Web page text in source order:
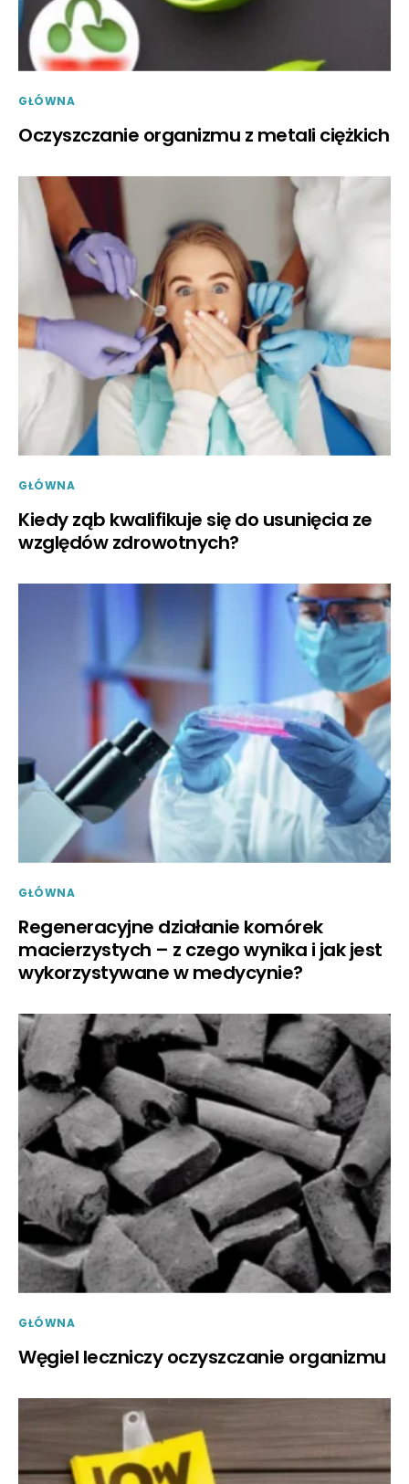
GŁÓWNA
Oczyszczanie organizmu z metali ciężkich
GŁÓWNA
Kiedy ząb kwalifikuje się do usunięcia ze
względów zdrowotnych?
GŁÓWNA
Regeneracyjne działanie komórek
macierzystych – z czego wynika i jak jest
wykorzystywane w medycynie?
GŁÓWNA
Węgiel leczniczy oczyszczanie organizmu